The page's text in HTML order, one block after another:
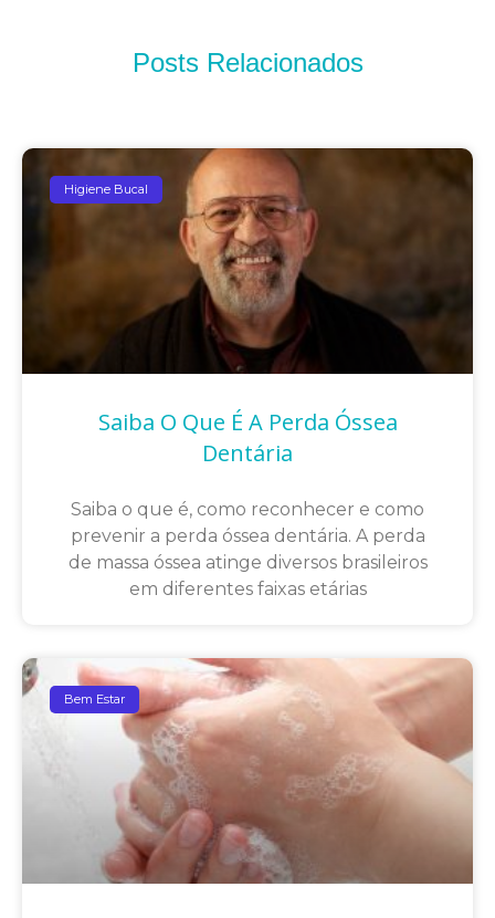
Posts Relacionados
Higiene Bucal
Saiba O Que É A Perda Óssea
Dentária
Saiba o que é, como reconhecer e como
prevenir a perda óssea dentária. A perda
de massa óssea atinge diversos brasileiros
em diferentes faixas etárias
Bem Estar